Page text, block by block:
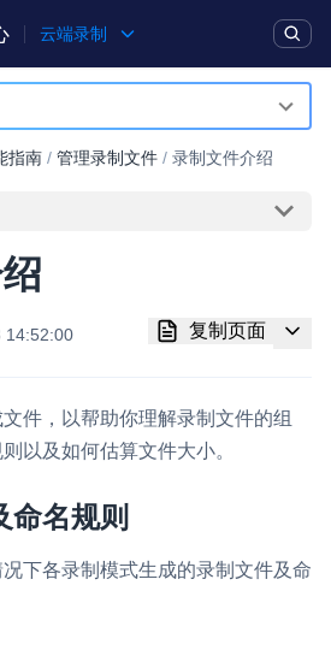
云端录制
式，与 AI 进行高拟真、自然流畅的实时语
效果
、高并发、安全、全球化的即时聊天云服
指南 / 管理录制文件 / 录制文件介绍
14:52:00 复制页面
件，以帮助你理解录制文件的组
以及如何估算文件大小。
命名规则
下各录制模式生成的录制文件及命